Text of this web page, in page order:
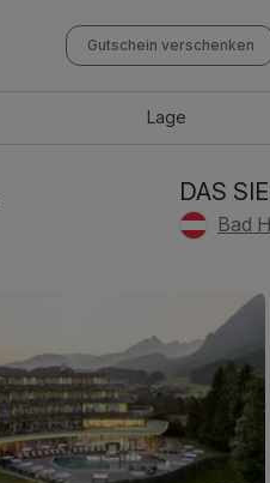
Gutschein verschenken
Lage
DAS
Bad